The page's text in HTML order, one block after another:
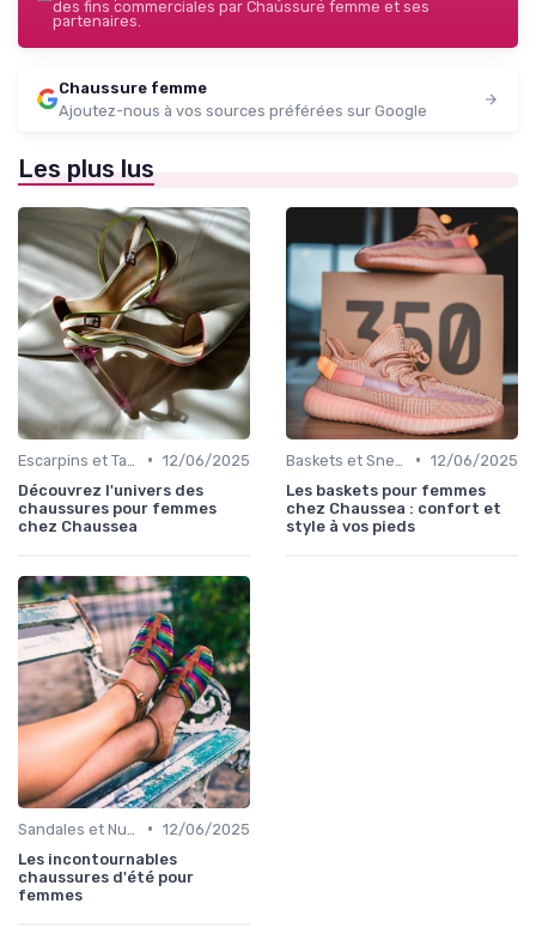
des fins commerciales par Chaussure femme et ses
partenaires.
Chaussure femme
Ajoutez-nous à vos sources préférées sur Google
Les plus lus
• 12/06/2025
Découvrez l'univers des
chaussures pour femmes
chez Chaussea
• 12/06/2025
Les baskets pour femmes
chez Chaussea : confort et
style à vos pieds
• 12/06/2025
Les incontournables
chaussures d'été pour
femmes